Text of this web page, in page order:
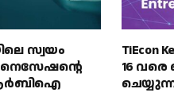
സ്വയം
ആർ‌ബി‌ഐ
16